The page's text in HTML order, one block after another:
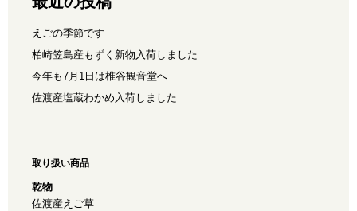
えごの季節です
柏崎笠島産もずく新物入荷しました
今年も7月1日は椎谷観音堂へ
佐渡産塩蔵わかめ入荷しました
取り扱い商品
乾物
佐渡産えご草